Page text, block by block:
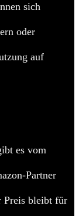
sich
oder
auf
es vom
Partner
Preis bleibt für